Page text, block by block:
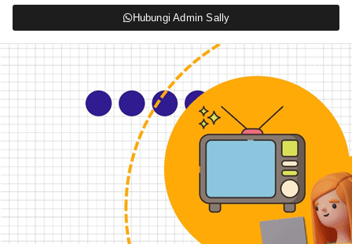
Hubungi Admin Sally